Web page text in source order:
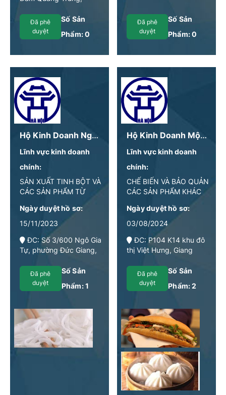
Hà NộiĐã phê
duyệt
Số Sản
Phẩm:0
Đã phê
duyệt
Số Sản
Phẩm:0
Hộ Kinh Doanh Ngô Huy Sáng
Lĩnh vực kinh doanh
chính:
SẢN XUẤT TINH BỘT VÀ
CÁC SẢN PHẨM TỪ
Ngày duyệt hồ sơ:
15/11/2023
ĐC: Số 3/600 Ngô Gia
Tự, phường Đức Giang,
NamĐã phê
duyệt
Số Sản
Phẩm:1
Hộ Kinh Doanh Mộc Hương Monika
Lĩnh vực kinh doanh
chính:
CHẾ BIẾN VÀ BẢO QUẢN
CÁC SẢN PHẨM KHÁC
Ngày duyệt hồ sơ:
03/08/2024
ĐC: P104 K14 khu đô
thị Việt Hưng, Giang
Đã phê
duyệt
Số Sản
Phẩm:2